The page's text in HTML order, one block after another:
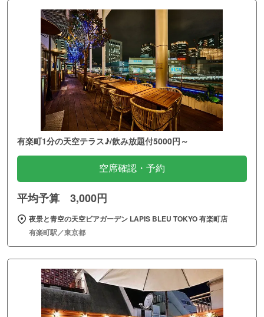
有楽町1分の天空テラス♪/飲み放題付5000円～
空席確認・予約
平均予算 3,000円
夜景と青空の天空ビアガーデン LAPIS BLEU TOKYO 有楽町店
有楽町駅／東京都